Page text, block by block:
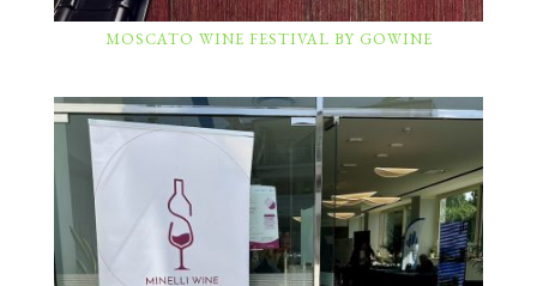
MOSCATO WINE FESTIVAL BY GOWINE